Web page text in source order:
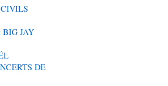
CIVILS
BIG JAY
DE